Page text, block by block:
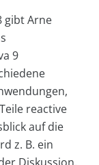
gibt Arne
9
reactive
auf die
z. B. ein